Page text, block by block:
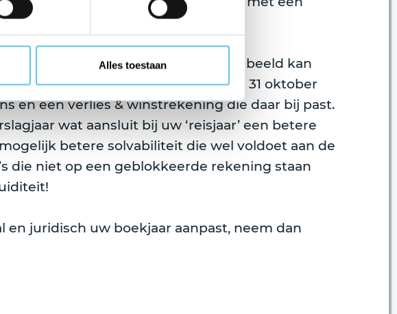
Alles toestaan
einde boekjaar een veel beter beeld kan
van 1 november tot en met 31 oktober
en een verlies & winstrekening die daar bij past.
wat aansluit bij uw ‘reisjaar’ een betere
betere solvabiliteit die wel voldoet aan de
die niet op een geblokkeerde rekening staan
juridisch uw boekjaar aanpast, neem dan